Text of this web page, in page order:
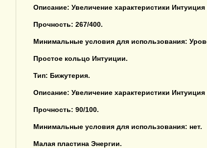
Описание: Увеличение характеристики Интуиция
Прочность: 267/400.
Минимальные условия для использования:
Простое кольцо Интуиции.
Тип: Бижутерия.
Описание: Увеличение характеристики Интуиция
Прочность: 90/100.
Минимальные условия для использования: нет.
Малая пластина Энергии.